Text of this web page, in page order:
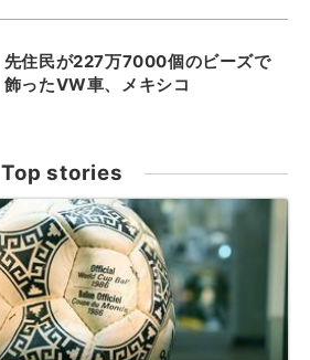
先住民が227万7000個のビーズで
飾ったVW車、メキシコ
Top stories